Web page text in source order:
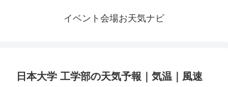
イベント会場お天気ナビ
日本大学 工学部の天気予報｜気温｜風速